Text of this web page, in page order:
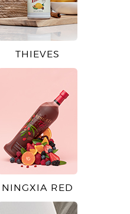
THIEVES
NINGXIA RED